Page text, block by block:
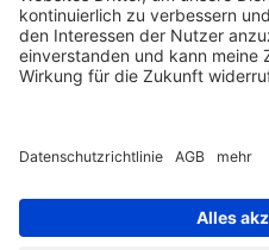
Die auf dieser Website zur
übernimmt jedoch keine
leistet die Vimcar GmbH